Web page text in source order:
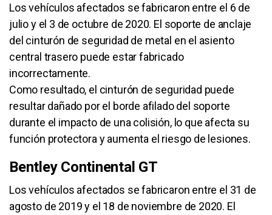
Los vehículos afectados se fabricaron entre el 6 de
julio y el 3 de octubre de 2020. El soporte de anclaje
del cinturón de seguridad de metal en el asiento
central trasero puede estar fabricado
incorrectamente.
Como resultado, el cinturón de seguridad puede
resultar dañado por el borde afilado del soporte
durante el impacto de una colisión, lo que afecta su
función protectora y aumenta el riesgo de lesiones.
Bentley Continental GT
Los vehículos afectados se fabricaron entre el 31 de
agosto de 2019 y el 18 de noviembre de 2020. El